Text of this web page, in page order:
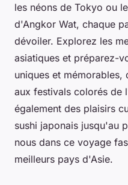
les néons de Tokyo ou
d'Angkor Wat, chaque
dévoiler. Explorez les
asiatiques et préparez-
uniques et
aux festivals colorés de
également des plaisirs
sushi japonais jusqu'au
nous dans ce voyage
meilleurs pays d'Asie.